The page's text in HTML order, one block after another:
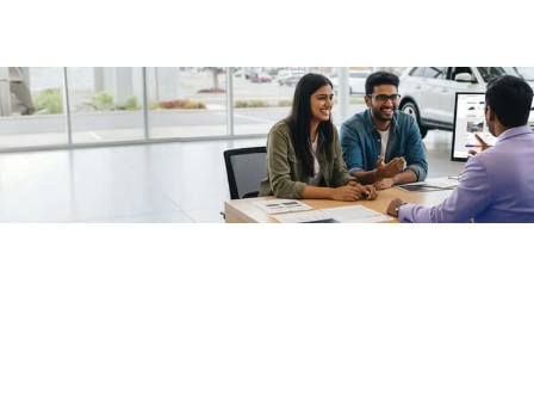
/fragments/plp-details